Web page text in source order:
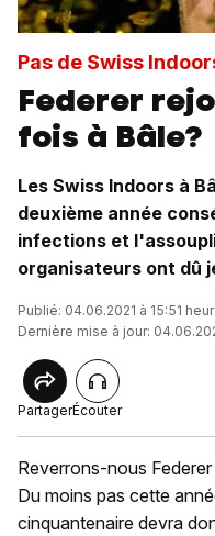
Pas de Swiss
Federer
fois à Bâle?
Les Swiss Indoors à
deuxième année
infections et
organisateurs ont dû
Publié: 04.06.2021 à 15:51
Dernière mise à jour:
PartagerÉcouter
Reverrons-nous
Du moins pas cette
cinquantenaire devra